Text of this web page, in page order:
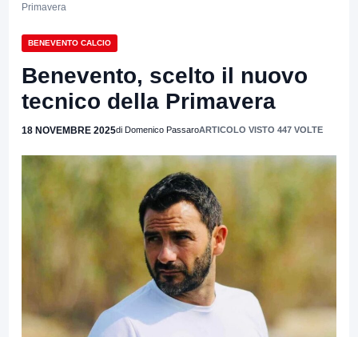
Primavera
BENEVENTO CALCIO
Benevento, scelto il nuovo
tecnico della Primavera
18 NOVEMBRE 2025di Domenico PassaroARTICOLO VISTO 447 VOLTE